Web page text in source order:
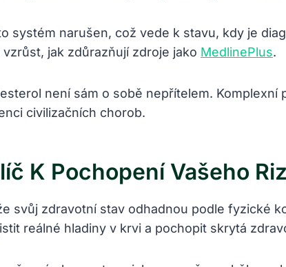
systém narušen, což vede k stavu, kdy je
jak zdůrazňují zdroje jako MedlinePlus.
není sám o sobě nepřítelem.
civilizačních chorob.
K Pochopení Vašeho
svůj zdravotní stav odhadnou podle fyzické
reálné hladiny v krvi a pochopit skrytá